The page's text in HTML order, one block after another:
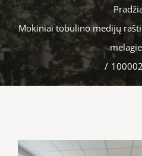
Mokiniai tobulino medijų
/